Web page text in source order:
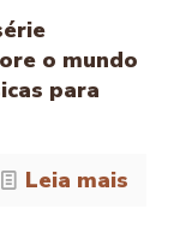
o mundo
para
Leia mais